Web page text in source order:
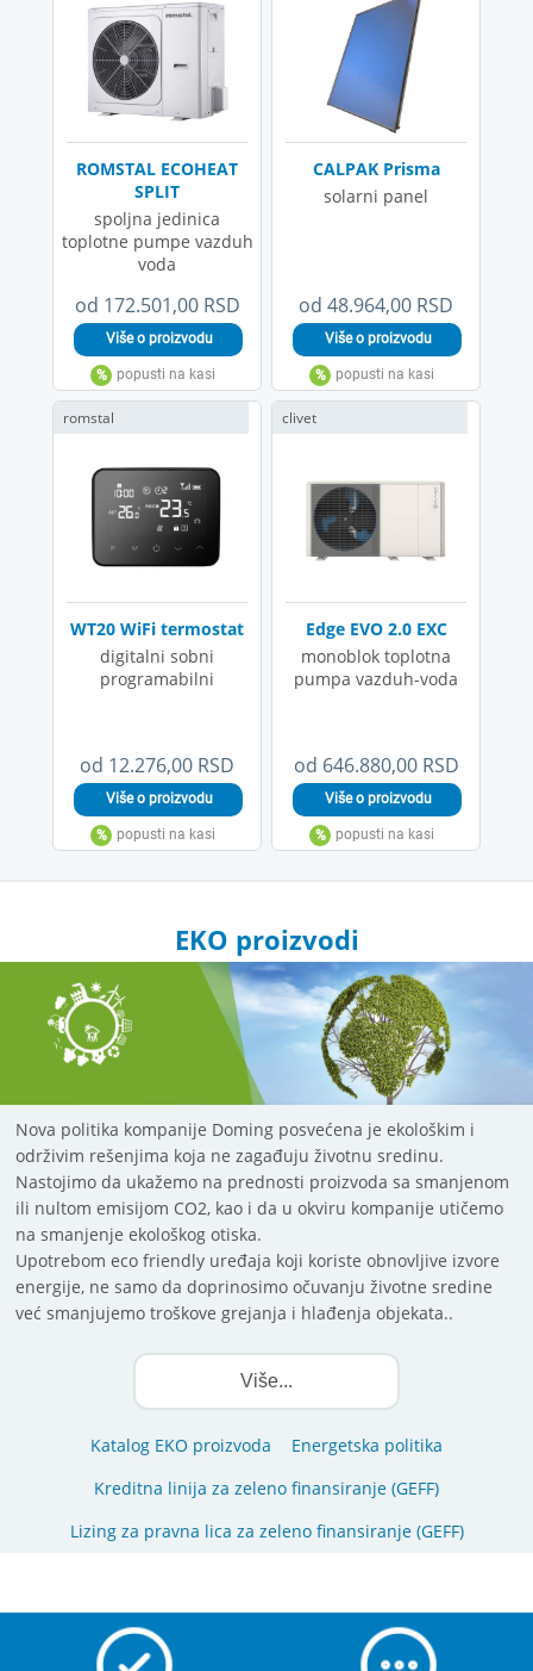
od 172.501,00 RSD
ROMSTAL ECOHEAT
SPLIT
spoljna jedinica
toplotne pumpe vazduh
voda
od 48.964,00 RSD
CALPAK Prisma
solarni panel
od 12.276,00 RSD
WT20 WiFi termostat
digitalni sobni
programabilni
romstal
od 646.880,00 RSD
Edge EVO 2.0 EXC
monoblok toplotna
pumpa vazduh-voda
clivet
EKO proizvodi
Nova politika kompanije Doming posvećena je ekološkim i
održivim rešenjima koja ne zagađuju životnu sredinu.
Nastojimo da ukažemo na prednosti proizvoda sa smanjenom
ili nultom emisijom CO2, kao i da u okviru kompanije utičemo
na smanjenje ekološkog otiska.
Upotrebom eco friendly uređaja koji koriste obnovljive izvore
energije, ne samo da doprinosimo očuvanju životne sredine
već smanjujemo troškove grejanja i hlađenja objekata..
Više...
Katalog EKO proizvoda
Energetska politika
Kreditna linija za zeleno finansiranje (GEFF)
Lizing za pravna lica za zeleno finansiranje (GEFF)